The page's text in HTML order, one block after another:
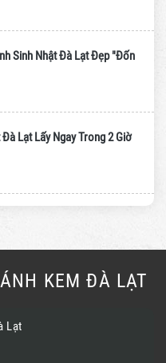
Sinh Nhật Đà Lạt Đẹp "Đốn
Lạt Lấy Ngay Trong 2 Giờ
KEM ĐÀ LẠT
Lạt